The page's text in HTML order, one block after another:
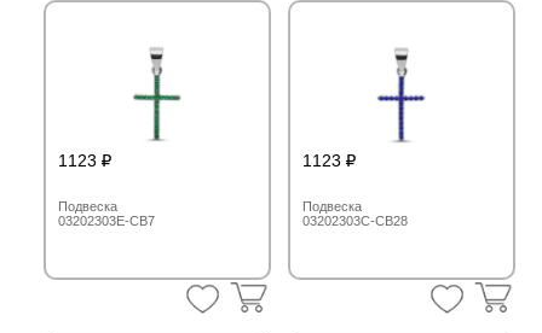
1123
Подвеска
03202303C-CB28
1123
Подвеска
03202303E-CB7